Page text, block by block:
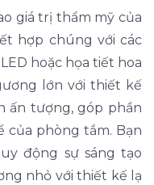
giá trị thẩm mỹ của
hợp chúng với các
hoặc họa tiết hoa
lớn với thiết kế
ấn tượng, góp phần
của phòng tắm. Bạn
động sự sáng tạo
nhỏ với thiết kế lạ